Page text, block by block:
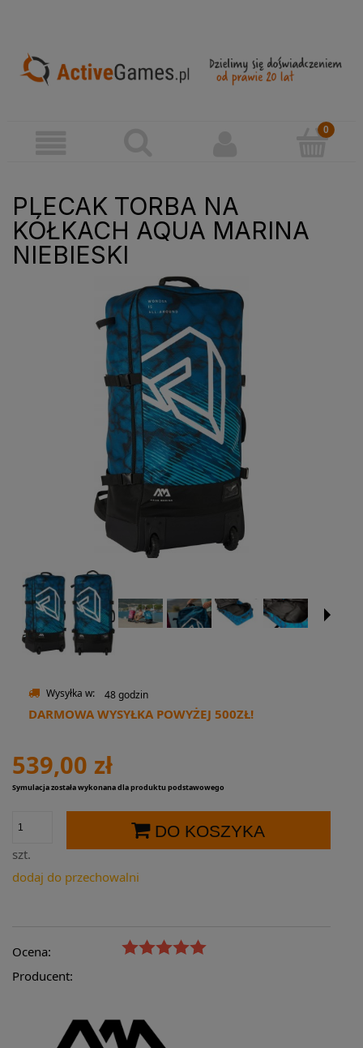
PLECAK TORBA NA
KÓŁKACH AQUA MARINA
NIEBIESKI
Wysyłka w: 48 godzin
DARMOWA WYSYŁKA POWYŻEJ 500ZŁ!
539,00 zł
Symulacja została wykonana dla produktu podstawowego
szt.
DO KOSZYKA
dodaj do przechowalni
Ocena:
Producent: